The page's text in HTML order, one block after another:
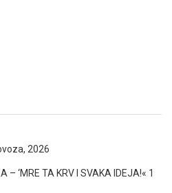
2026
– ‘MRE TA KRV I SVAKA IDEJA!« 1